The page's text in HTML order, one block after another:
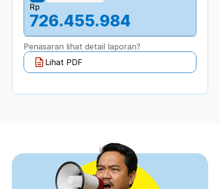
Rp
726.455.984
Penasaran lihat detail laporan?
Lihat PDF